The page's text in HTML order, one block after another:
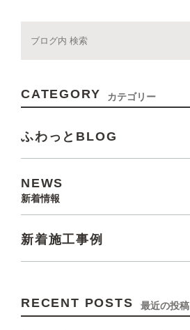
CATEGORY カテゴリー
ふわっとBLOG
NEWS
新着情報
新着施工事例
RECENT POSTS 最近の投稿